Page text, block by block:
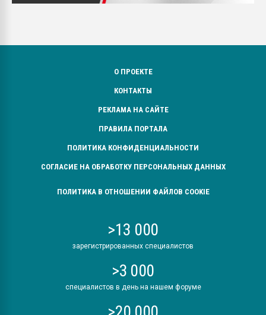
О ПРОЕКТЕ
КОНТАКТЫ
РЕКЛАМА НА САЙТЕ
ПРАВИЛА ПОРТАЛА
ПОЛИТИКА КОНФИДЕНЦИАЛЬНОСТИ
СОГЛАСИЕ НА ОБРАБОТКУ ПЕРСОНАЛЬНЫХ ДАННЫХ
ПОЛИТИКА В ОТНОШЕНИИ ФАЙЛОВ COOKIE
>13 000
зарегистрированных специалистов
>3 000
специалистов в день на нашем форуме